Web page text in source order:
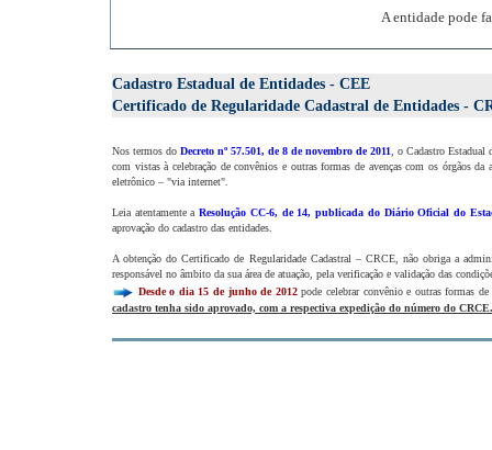
A entidade pode
Cadastro Estadual de Entidades - CEE
Certificado de Regularidade Cadastral de Entidades -
Nos termos do Decreto nº 57.501, de 8 de novembro de 2011 , o Cadastro
com vistas à celebração de convênios e outras formas de avenças com os órgãos
eletrônico – "via internet".
Leia atentamente aResolução CC-6, de 14, publicada do Diário Oficial do
aprovação do cadastro das entidades.
A obtenção do Certificado de Regularidade Cadastral – CRCE, não obriga a
responsável no âmbito da sua área de atuação, pela verificação e validação das
Desde o dia 15 de junho de 2012pode celebrar convênio e outras formas
cadastro tenha sido aprovado, com a respectiva expedição do número do CRCE.